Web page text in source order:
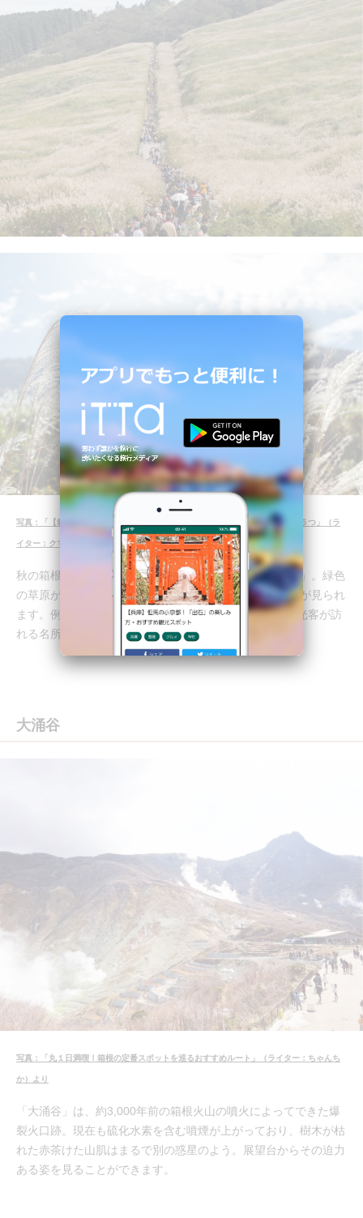
写真：「【箱根】温泉以外にも魅力がたっぷり！箱根に行ったらやりたいこと５つ」（ラ
イター：クマノミ）より
秋の箱根の絶景スポットといえば、「仙石原ススキ草原」。緑色
の草原が徐々に色を変え、キラキラと輝く金色のススキが見られ
ます。例年9月下旬〜11月上旬ごろが見頃で、多くの観光客が訪
れる名所です。
大涌谷
写真：「丸１日満喫！箱根の定番スポットを巡るおすすめルート」（ライター：ちゃんち
か）より
「大涌谷」は、約3,000年前の箱根火山の噴火によってできた爆
裂火口跡。現在も硫化水素を含む噴煙が上がっており、樹木が枯
れた赤茶けた山肌はまるで別の惑星のよう。展望台からその迫力
ある姿を見ることができます。